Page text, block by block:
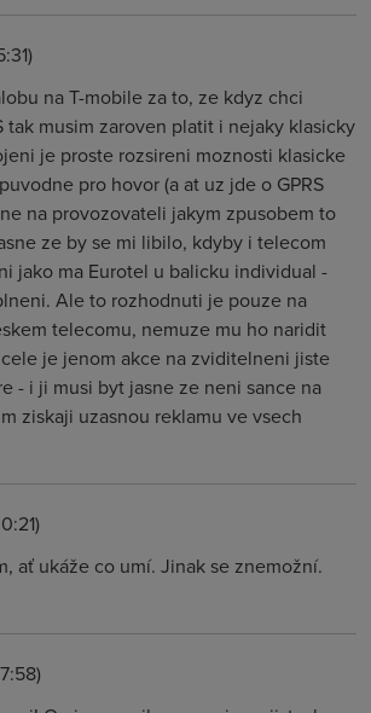
na T-mobile za to, ze kdyz chci
tak musim zaroven platit i nejaky klasicky
je proste rozsireni moznosti klasicke
pro hovor (a at uz jde o GPRS
na provozovateli jakym zpusobem to
ze by se mi libilo, kdyby i telecom
jako ma Eurotel u balicku individual -
Ale to rozhodnuti je pouze na
telecomu, nemuze mu ho naridit
je jenom akce na zviditelneni jiste
- i ji musi byt jasne ze neni sance na
ziskaji uzasnou reklamu ve vsech
ať ukáže co umí. Jinak se znemožní.